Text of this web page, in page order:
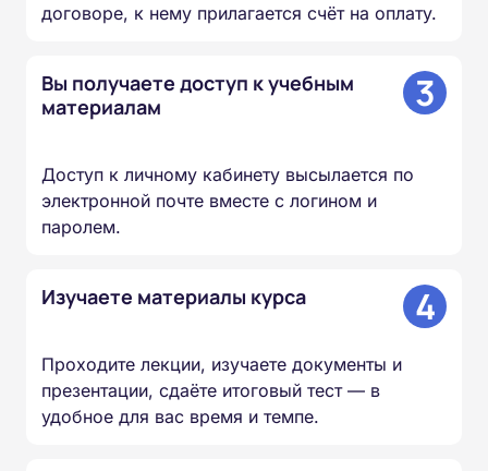
договоре, к нему прилагается счёт на оплату.
Вы получаете доступ к учебным
материалам
3
Доступ к личному кабинету высылается по
электронной почте вместе с логином и
паролем.
Изучаете материалы курса 4
Проходите лекции, изучаете документы и
презентации, сдаёте итоговый тест — в
удобное для вас время и темпе.